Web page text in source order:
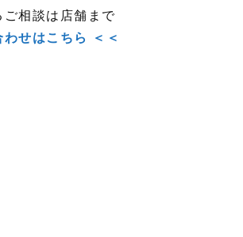
相談は店舗まで
せはこちら ＜＜